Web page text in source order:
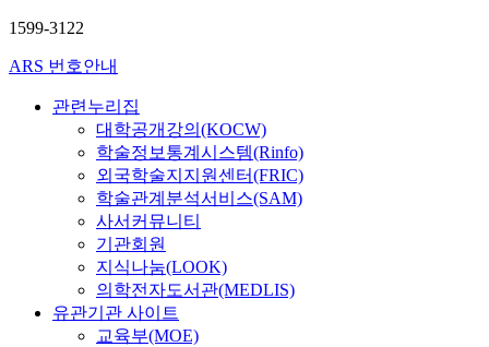
1599-3122
ARS 번호안내
관련누리집
대학공개강의(KOCW)
학술정보통계시스템(Rinfo)
외국학술지지원센터(FRIC)
학술관계분석서비스(SAM)
사서커뮤니티
기관회원
지식나눔(LOOK)
의학전자도서관(MEDLIS)
유관기관 사이트
교육부(MOE)